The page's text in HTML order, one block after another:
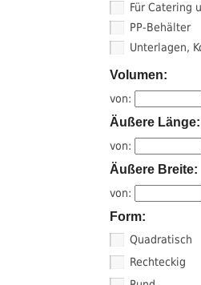
Für Catering
PP-Behälter
Unterlagen,
Volumen:
von:
Äußere Länge:
von:
Äußere Breite:
von:
Form:
Quadratisch
Rechteckig